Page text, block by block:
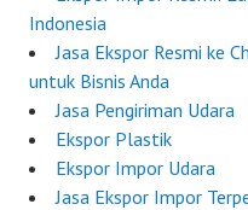
Indonesia
Jasa Ekspor Resmi ke
untuk Bisnis Anda
Jasa Pengiriman Udara
Ekspor Plastik
Ekspor Impor Udara
Jasa Ekspor Impor